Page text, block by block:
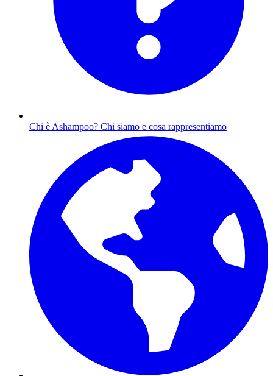
Chi è Ashampoo? Chi siamo e cosa rappresentiamo